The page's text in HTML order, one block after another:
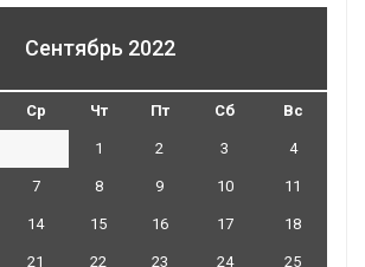
Сентябрь 2022
Ср Чт Пт Сб Вс
1 2 3 4
7 8 9 10 11
14 15 16 17 18
21 22 23 24 25